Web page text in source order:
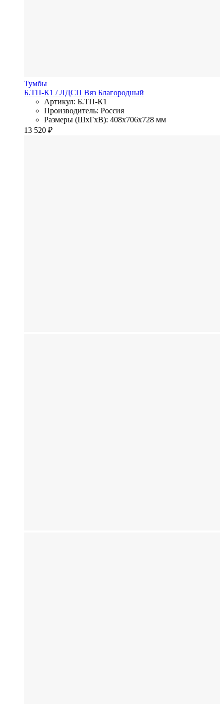
Тумбы
Б.ТП-К1 / ЛДСП Вяз Благородный
Артикул: Б.ТП-К1
Производитель: Россия
Размеры (ШхГхВ): 408x706x728 мм
13 520 ₽